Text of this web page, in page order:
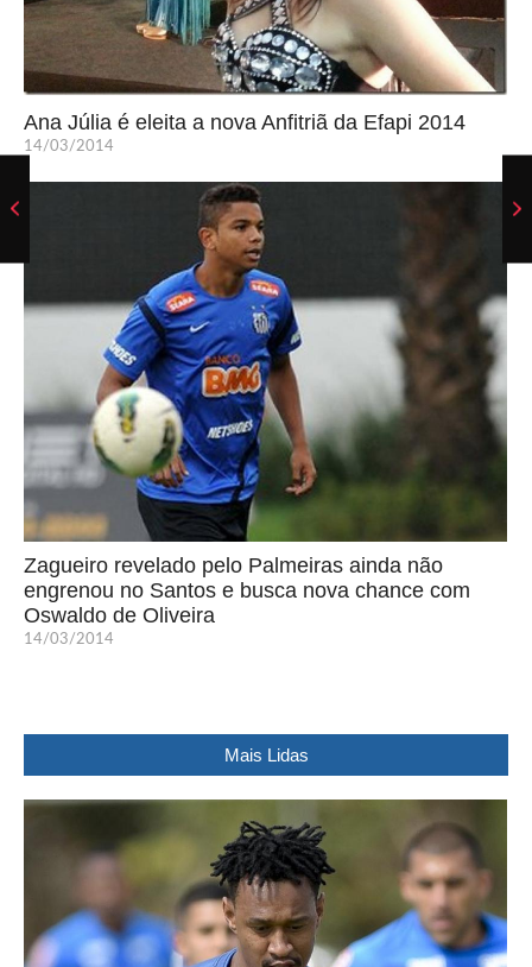
Ana Júlia é eleita a nova Anfitriã da Efapi 2014
14/03/2014
Zagueiro revelado pelo Palmeiras ainda não
engrenou no Santos e busca nova chance com
Oswaldo de Oliveira
14/03/2014
Mais Lidas